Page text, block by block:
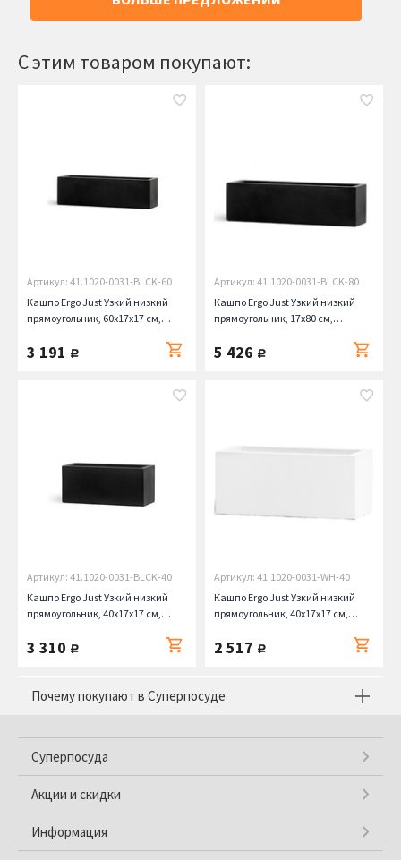
С этим товаром покупают:
Артикул: 41.1020-0031-BLCK-60
Кашпо Ergo Just Узкий низкий
прямоугольник, 60х17х17 см,
3 191 руб.
Артикул: 41.1020-0031-BLCK-80
Кашпо Ergo Just Узкий низкий
прямоугольник, 17х80 см,
5 426 руб.
Артикул: 41.1020-0031-BLCK-40
Кашпо Ergo Just Узкий низкий
прямоугольник, 40х17х17 см,
3 310 руб.
Артикул: 41.1020-0031-WH-40
Кашпо Ergo Just Узкий низкий
прямоугольник, 40х17х17 см,
2 517 руб.
Почему покупают в Суперпосуде
Суперпосуда
Акции и скидки
Информация